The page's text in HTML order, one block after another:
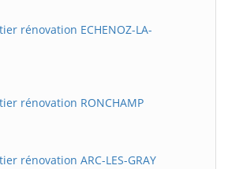
rénovation ECHENOZ-LA-
rénovation RONCHAMP
rénovation ARC-LES-GRAY